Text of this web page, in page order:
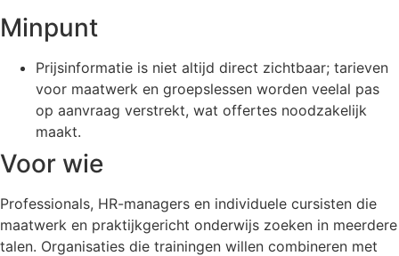
Minpunt
Prijsinformatie is niet altijd direct zichtbaar; tarieven
voor maatwerk en groepslessen worden veelal pas
op aanvraag verstrekt, wat offertes noodzakelijk
maakt.
Voor wie
Professionals, HR-managers en individuele cursisten die
maatwerk en praktijkgericht onderwijs zoeken in meerdere
talen. Organisaties die trainingen willen combineren met